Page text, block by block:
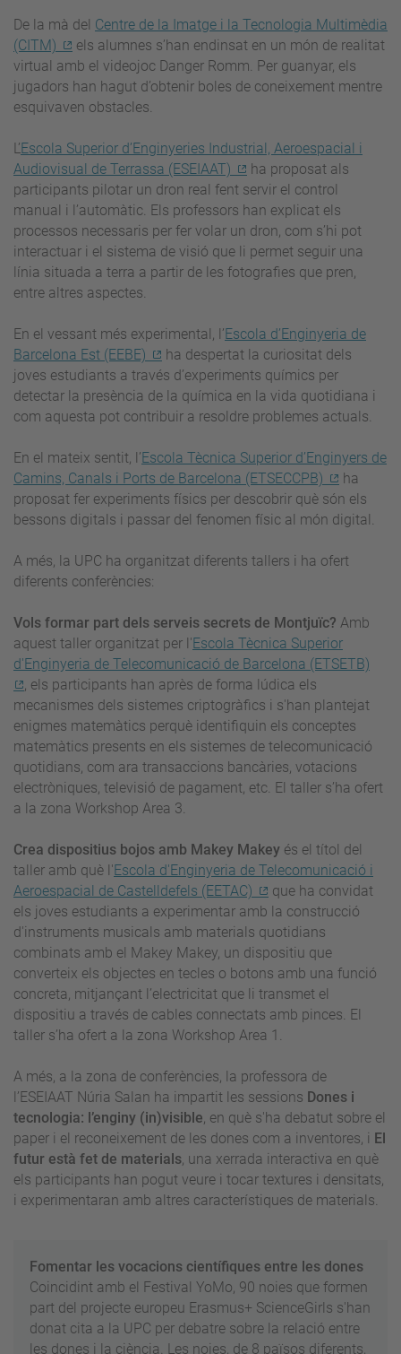
De la mà del Centre de la Imatge i la Tecnologia Multimèdia
(CITM)
els alumnes s’han endinsat en un món de realitat
virtual amb el videojoc Danger Romm. Per guanyar, els
jugadors han hagut d’obtenir boles de coneixement mentre
esquivaven obstacles.
L’Escola Superior d’Enginyeries Industrial, Aeroespacial i
Audiovisual de Terrassa (ESEIAAT)
ha proposat als
participants pilotar un dron real fent servir el control
manual i l’automàtic. Els professors han explicat els
processos necessaris per fer volar un dron, com s’hi pot
interactuar i el sistema de visió que li permet seguir una
línia situada a terra a partir de les fotografies que pren,
entre altres aspectes.
En el vessant més experimental, l’Escola d’Enginyeria de
Barcelona Est (EEBE)
ha despertat la curiositat dels
joves estudiants a través d’experiments químics per
detectar la presència de la química en la vida quotidiana i
com aquesta pot contribuir a resoldre problemes actuals.
En el mateix sentit, l’Escola Tècnica Superior d’Enginyers de
Camins, Canals i Ports de Barcelona (ETSECCPB)
ha
proposat fer experiments físics per descobrir què són els
bessons digitals i passar del fenomen físic al món digital.
A més, la UPC ha organitzat diferents tallers i ha ofert
diferents conferències:
Vols formar part dels serveis secrets de Montjuïc? Amb
aquest taller organitzat per l'Escola Tècnica Superior
d'Enginyeria de Telecomunicació de Barcelona (ETSETB)
, els participants han après de forma lúdica els
mecanismes dels sistemes criptogràfics i s'han plantejat
enigmes matemàtics perquè identifiquin els conceptes
matemàtics presents en els sistemes de telecomunicació
quotidians, com ara transaccions bancàries, votacions
electròniques, televisió de pagament, etc. El taller s’ha ofert
a la zona Workshop Area 3.
Crea dispositius bojos amb Makey Makey és el títol del
taller amb què l'Escola d'Enginyeria de Telecomunicació i
Aeroespacial de Castelldefels (EETAC)
que ha convidat
els joves estudiants a experimentar amb la construcció
d'instruments musicals amb materials quotidians
combinats amb el Makey Makey, un dispositiu que
converteix els objectes en tecles o botons amb una funció
concreta, mitjançant l’electricitat que li transmet el
dispositiu a través de cables connectats amb pinces. El
taller s’ha ofert a la zona Workshop Area 1.
A més, a la zona de conferències, la professora de
l’ESEIAAT Núria Salan ha impartit les sessions Dones i
tecnologia: l’enginy (in)visible , en què s'ha debatut sobre el
paper i el reconeixement de les dones com a inventores, i El
futur està fet de materials , una xerrada interactiva en què
els participants han pogut veure i tocar textures i densitats,
i experimentaran amb altres característiques de materials.
Fomentar les vocacions científiques entre les dones
Coincidint amb el Festival YoMo, 90 noies que formen
part del projecte europeu Erasmus+ ScienceGirls s'han
donat cita a la UPC per debatre sobre la relació entre
les dones i la ciència. Les noies, de 8 països diferents,